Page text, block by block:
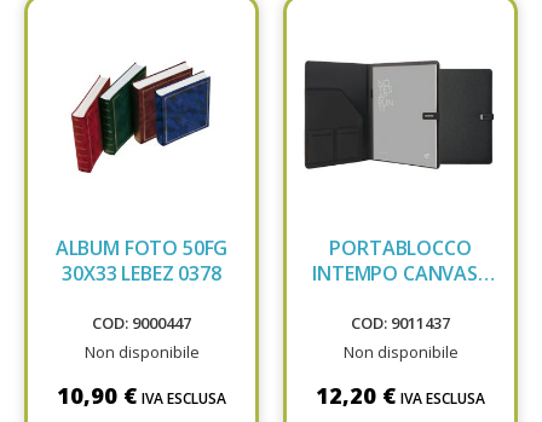
ALBUM FOTO 50FG
30X33 LEBEZ 0378
COD: 9000447
Non disponibile
10,90 € IVA ESCLUSA
PORTABLOCCO
INTEMPO CANVASS
COD: 9011437
Non disponibile
12,20 € IVA ESCLUSA